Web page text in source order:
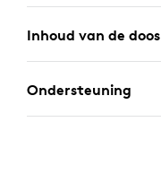
Inhoud van de doos
Ondersteuning